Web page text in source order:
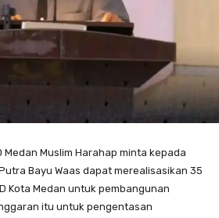
Medan Muslim Harahap minta kepada
Bayu Waas dapat merealisasikan 35
Kota Medan untuk pembangunan
itu untuk pengentasan